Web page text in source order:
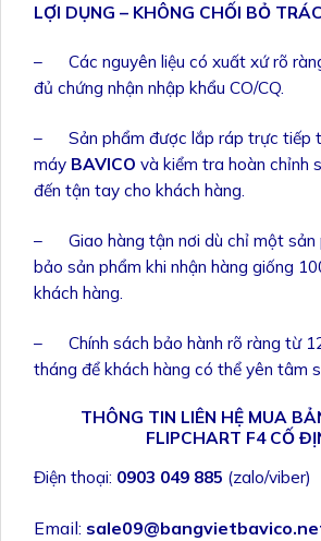
LỢI DỤNG – KHÔNG CHỐI BỎ
– Các nguyên liệu có xuất xứ rõ
đủ chứng nhận nhập khẩu CO/CQ.
– Sản phẩm được lắp ráp trực tiếp
máy BAVICO và kiểm tra hoàn chỉnh
đến tận tay cho khách hàng.
– Giao hàng tận nơi dù chỉ một sản
bảo sản phẩm khi nhận hàng giống
khách hàng.
– Chính sách bảo hành rõ ràng từ
tháng để khách hàng có thể yên tâm
THÔNG TIN LIÊN HỆ MUA
FLIPCHART F4 CỐ
Điện thoại: 0903 049 885 (zalo/viber)
Email: